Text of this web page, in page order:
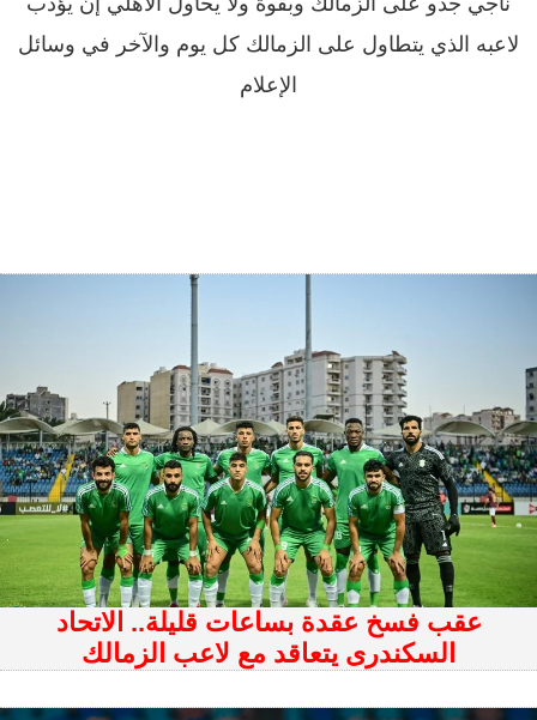
لاعبه الذي يتطاول على الزمالك كل يوم والآخر في وسائل
الإعلام
عقب فسخ عقدة بساعات قليلة.. الاتحاد
السكندرى يتعاقد مع لاعب الزمالك